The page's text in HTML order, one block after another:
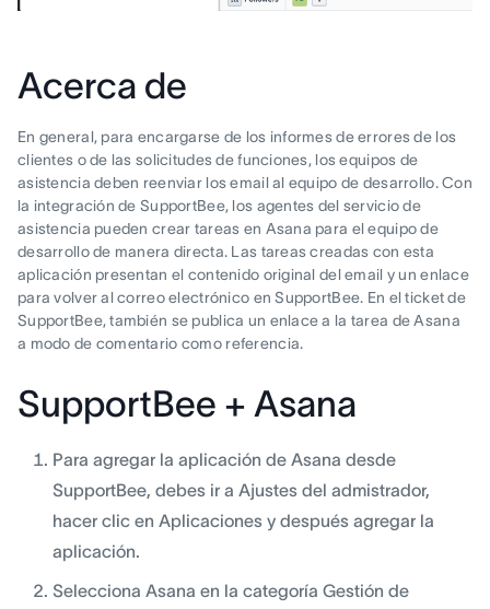
Acerca de
En general, para encargarse de los informes de errores de los
clientes o de las solicitudes de funciones, los equipos de
asistencia deben reenviar los email al equipo de desarrollo. Con
la integración de SupportBee, los agentes del servicio de
asistencia pueden crear tareas en Asana para el equipo de
desarrollo de manera directa. Las tareas creadas con esta
aplicación presentan el contenido original del email y un enlace
para volver al correo electrónico en SupportBee. En el ticket de
SupportBee, también se publica un enlace a la tarea de Asana
a modo de comentario como referencia.
SupportBee + Asana
Para agregar la aplicación de Asana desde
SupportBee, debes ir a Ajustes del admistrador,
hacer clic en Aplicaciones y después agregar la
aplicación.
Selecciona Asana en la categoría Gestión de